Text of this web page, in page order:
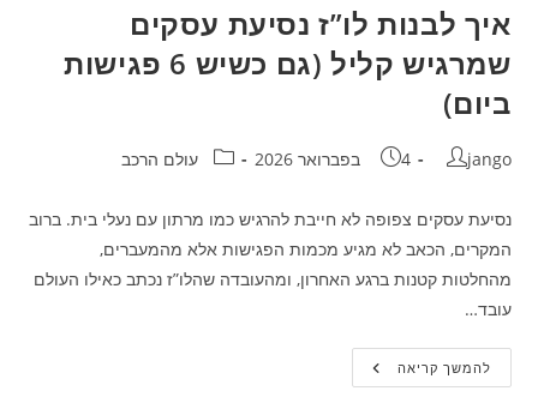
איך לבנות לו”ז נסיעת עסקים
שמרגיש קליל (גם כשיש 6 פגישות
ביום)
מחבר:
jango פורסם:
4 בפברואר 2026 קטגוריה:עולם הרכב
נסיעת עסקים צפופה לא חייבת להרגיש כמו מרתון עם נעלי בית. ברוב
המקרים, הכאב לא מגיע מכמות הפגישות אלא מהמעברים,
מהחלטות קטנות ברגע האחרון, ומהעובדה שהלו”ז נכתב כאילו העולם
עובד…
להמשך קריאהאיך
לבנות